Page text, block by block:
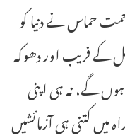
حماس نے دنیا کو
کے فریب اور دھوکہ
گے، نہ ہی اپنی
کتنی ہی آزمائشیں